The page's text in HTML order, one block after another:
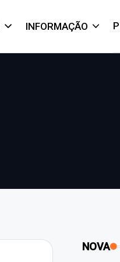
INFORMAÇÃO
NOVA